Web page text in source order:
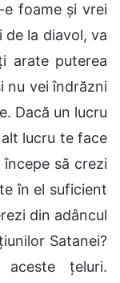
foame și vrei
la diavol, va
arate puterea
nu vei îndrăzni
Dacă un lucru
lucru te face
să crezi
în el suficient
din adâncul
Satanei?
țeluri.